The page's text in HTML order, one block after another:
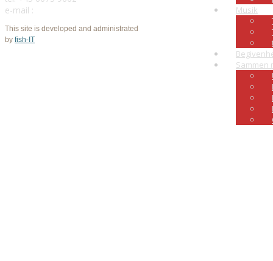
e-mail :
This site is developed and administrated
by fish-IT
Musik
Sammen